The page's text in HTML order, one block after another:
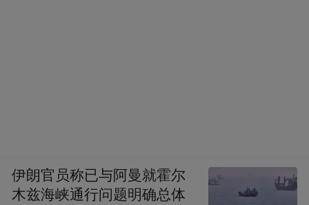
伊朗官员称已与阿曼就霍尔
木兹海峡通行问题明确总体